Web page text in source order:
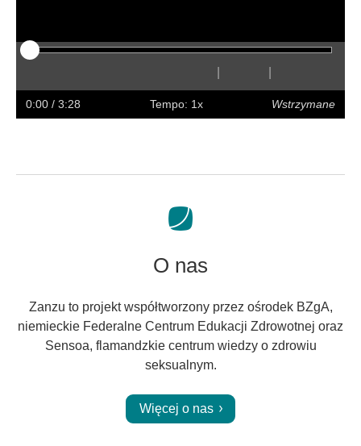
w
tył przód
Ukryj
napisy
SzybciejWolniej
na
pełny
0:00 / 3:28 Tempo: 1x Wstrzymane
O nas
Zanzu to projekt współtworzony przez ośrodek BZgA,
niemieckie Federalne Centrum Edukacji Zdrowotnej oraz
Sensoa, flamandzkie centrum wiedzy o zdrowiu
seksualnym.
Więcej o nas